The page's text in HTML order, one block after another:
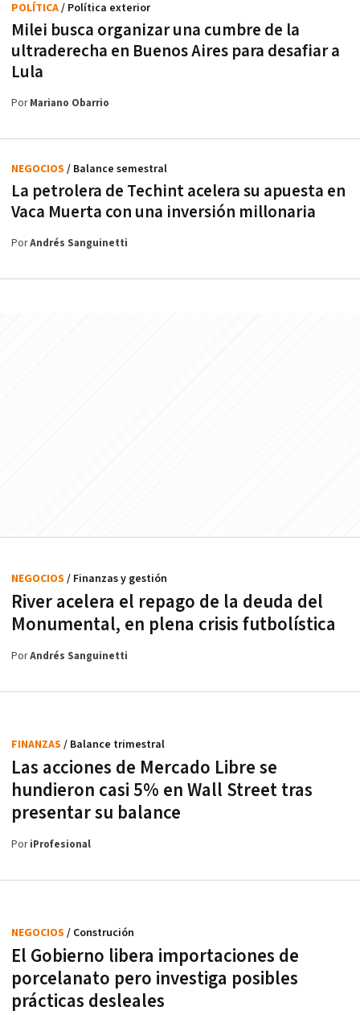
Milei busca organizar una cumbre de la
ultraderecha en Buenos Aires para desafiar a
Lula
POLÍTICA/ Política exterior
PorMariano Obarrio
La petrolera de Techint acelera su apuesta en
Vaca Muerta con una inversión millonaria
NEGOCIOS / Balance semestral
PorAndrés Sanguinetti
River acelera el repago de la deuda del
Monumental, en plena crisis futbolística
NEGOCIOS / Finanzas y gestión
PorAndrés Sanguinetti
Las acciones de Mercado Libre se
hundieron casi 5% en Wall Street tras
presentar su balance
FINANZAS / Balance trimestral
PoriProfesional
El Gobierno libera importaciones de
porcelanato pero investiga posibles
prácticas desleales
NEGOCIOS / Construción